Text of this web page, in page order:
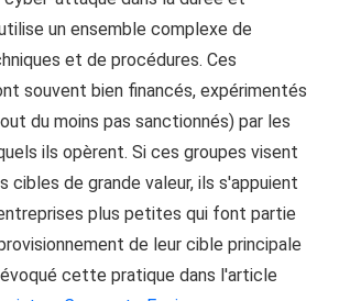
un ensemble complexe de
et de procédures. Ces
souvent bien financés, expérimentés
du moins pas sanctionnés) par les
ils opèrent. Si ces groupes visent
cibles de grande valeur, ils s'appuient
plus petites qui font partie
de leur cible principale
cette pratique dans l'article